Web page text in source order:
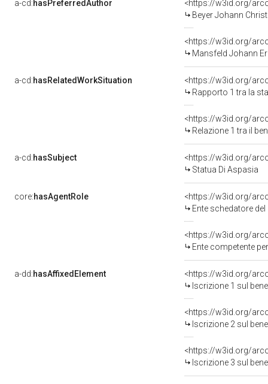
a-cd:hasPreferredAuthor
<https://w3id.org/
Beyer Johann
<https://w3id.org/
Mansfeld Johann
a-cd:hasRelatedWorkSituation
<https://w3id.org/
Rapporto 1 tra la
<https://w3id.org/
Relazione 1 tra il
a-cd:hasSubject
<https://w3id.org/
Statua Di Aspasia
core:hasAgentRole
<https://w3id.org/
Ente schedatore
<https://w3id.org/
Ente competente
a-dd:hasAffixedElement
<https://w3id.org/
Iscrizione 1 sul
<https://w3id.org/
Iscrizione 2 sul
<https://w3id.org/
Iscrizione 3 sul